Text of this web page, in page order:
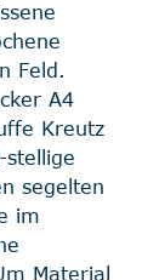
Feld.
A4
Kreutz
stellige
segelten
im
Material